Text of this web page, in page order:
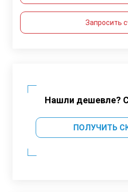
Запросить
Нашли дешевле?
ПОЛУЧИТЬ